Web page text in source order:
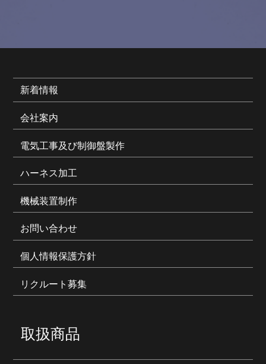
新着情報
会社案内
電気工事及び制御盤製作
ハーネス加工
機械装置制作
お問い合わせ
個人情報保護方針
リクルート募集
取扱商品